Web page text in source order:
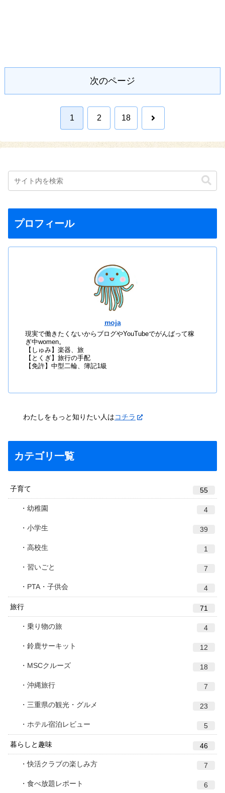
次のページ
1 2 18 次
プロフィール
moja
現実で働きたくないからブログやYouTubeでがんばって稼
ぎ中women。
【しゅみ】楽器、旅
【とくぎ】旅行の手配
【免許】中型二輪、簿記1級
わたしをもっと知りたい人はコチラ
カテゴリ一覧
子育て 55
幼稚園 4
小学生 39
高校生 1
習いごと 7
PTA・子供会 4
旅行 71
乗り物の旅 4
鈴鹿サーキット 12
MSCクルーズ 18
沖縄旅行 7
三重県の観光・グルメ 23
ホテル宿泊レビュー 5
暮らしと趣味 46
快活クラブの楽しみ方 7
食べ放題レポート 6